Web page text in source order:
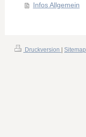
Infos Allgemein
Druckversion | Sitemap